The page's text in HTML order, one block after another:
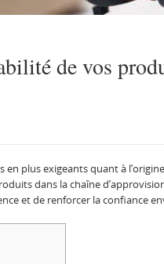
de vos
plus exigeants quant à
dans la chaîne
et de renforcer la confiance